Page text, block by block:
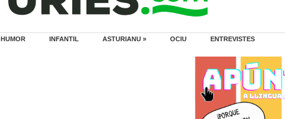
HUMOR INFANTIL ASTURIANU » OCIU ENTREVISTES